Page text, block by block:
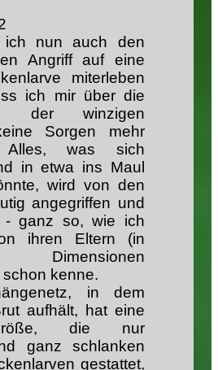
ich nun auch den
Angriff auf eine
miterleben
ich mir über die
der winzigen
Sorgen mehr
Alles, was sich
in etwa ins Maul
wird von den
angegriffen und
- ganz so, wie ich
ihren Eltern (in
Dimensionen
kenne.
in dem
aufhält, hat eine
die nur
ganz schlanken
gestattet,